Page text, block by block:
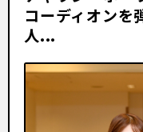
コーディオンを
人...